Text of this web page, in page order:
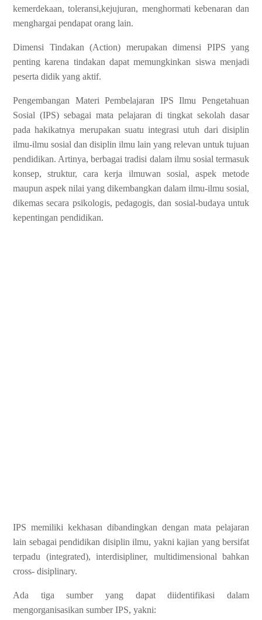
kemerdekaan, toleransi,kejujuran, menghormati kebenaran dan
menghargai pendapat orang lain.
Dimensi Tindakan (Action) merupakan dimensi PIPS yang
penting karena tindakan dapat memungkinkan siswa menjadi
peserta didik yang aktif.
Pengembangan Materi Pembelajaran IPS Ilmu Pengetahuan
Sosial (IPS) sebagai mata pelajaran di tingkat sekolah dasar
pada hakikatnya merupakan suatu integrasi utuh dari disiplin
ilmu-ilmu sosial dan disiplin ilmu lain yang relevan untuk tujuan
pendidikan. Artinya, berbagai tradisi dalam ilmu sosial termasuk
konsep, struktur, cara kerja ilmuwan sosial, aspek metode
maupun aspek nilai yang dikembangkan dalam ilmu-ilmu sosial,
dikemas secara psikologis, pedagogis, dan sosial-budaya untuk
kepentingan pendidikan.
IPS memiliki kekhasan dibandingkan dengan mata pelajaran
lain sebagai pendidikan disiplin ilmu, yakni kajian yang bersifat
terpadu (integrated), interdisipliner, multidimensional bahkan
cross- disiplinary.
Ada tiga sumber yang dapat diidentifikasi dalam
mengorganisasikan sumber IPS, yakni: